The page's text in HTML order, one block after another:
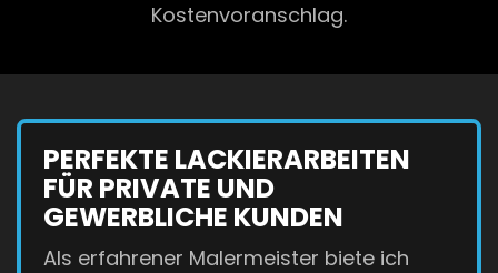
Kostenvoranschlag.
PERFEKTE LACKIERARBEITEN
FÜR PRIVATE UND
GEWERBLICHE KUNDEN
Als erfahrener Malermeister biete ich